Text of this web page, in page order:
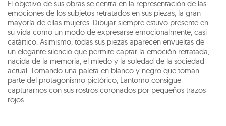
El objetivo de sus obras se centra en la representación de las
emociones de los subjetos retratados en sus piezas, la gran
mayoría de ellas mujeres. Dibujar siempre estuvo presente en
su vida como un modo de expresarse emocionalmente, casi
catártico. Asimismo, todas sus piezas aparecen envueltas de
un elegante silencio que permite captar la emoción retratada,
nacida de la memoria, el miedo y la soledad de la sociedad
actual. Tomando una paleta en blanco y negro que toman
parte del protagonismo pictórico, Lantomo consigue
capturarnos con sus rostros coronados por pequeños trazos
rojos.